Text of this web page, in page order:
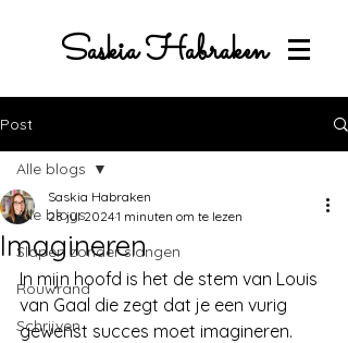
Saskia Habraken
Post
Alle blogs
Slapen zonder slangen
Rouwrand
Schrijven
Alle blogs
Imagineren
Saskia Habraken
28 jul 20241 minuten om te lezen
In mijn hoofd is het de stem van Louis
van Gaal die zegt dat je een vurig
gewenst succes moet imagineren.